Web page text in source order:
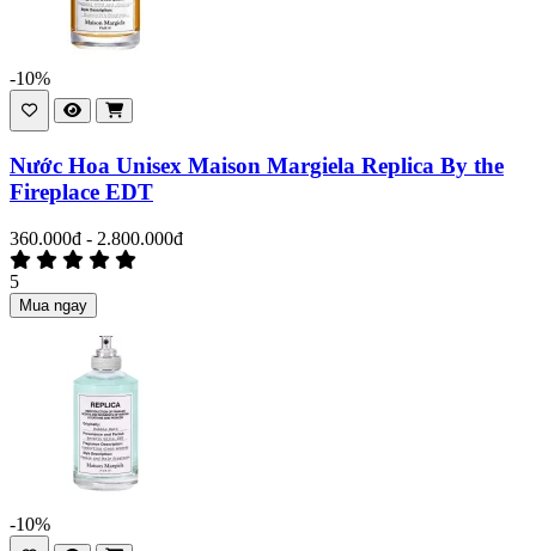
-10%
Nước Hoa Unisex Maison Margiela Replica By the
Fireplace EDT
360.000đ - 2.800.000đ
5
Mua ngay
-10%